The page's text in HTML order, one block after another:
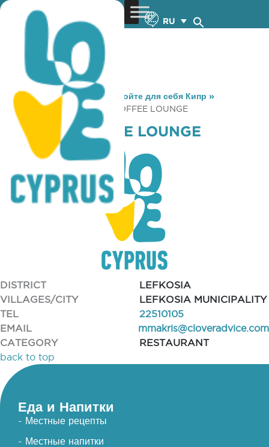
RU
You are here: Home »Откройте для себя Кипр »
Gastronomy
» CORONA COFFEE LOUNGE
CORONA COFFEE LOUNGE
DISTRICT
LEFKOSIA
VILLAGES/CITY
LEFKOSIA MUNICIPALITY
TEL
22510105
EMAIL
mmakris@cloveradvice.com
CATEGORY
RESTAURANT
back to top
Еда и Напитки
- Местные рецепты
- Местные напитки